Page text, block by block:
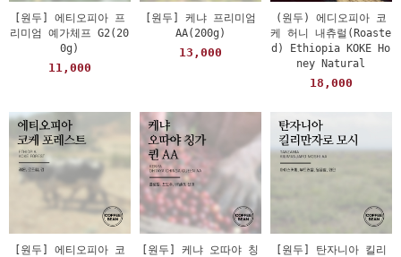
[원두] 에티오피아 프
리미엄 예가체프 G2(20
0g)
11,000
[원두] 케냐 프리미엄
AA(200g)
13,000
(원두) 에디오피아 코
케 허니 내츄럴(Roaste
d) Ethiopia KOKE Ho
ney Natural
18,000
[원두] 에티오피아 코
[원두] 케냐 오따야 칭
[원두] 탄자니아 킬리